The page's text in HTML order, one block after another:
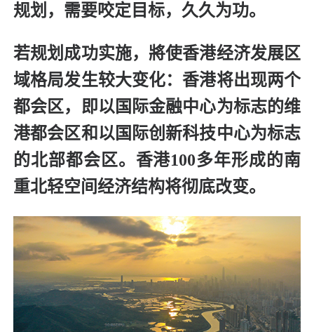
规划，需要咬定目标，久久为功。
若规划成功实施，將使香港经济发展区
域格局发生较大变化：香港将出现两个
都会区，即以国际金融中心为标志的维
港都会区和以国际创新科技中心为标志
的北部都会区。香港100多年形成的南
重北轻空间经济结构将彻底改变。